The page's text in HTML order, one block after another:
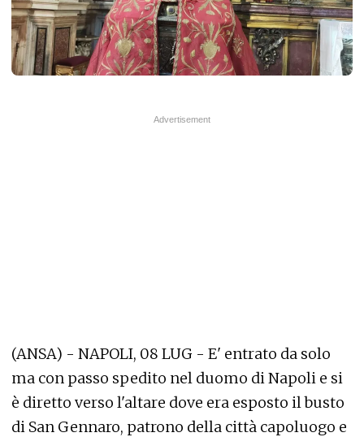
(ANSA) - NAPOLI, 08 LUG - E' entrato da solo
ma con passo spedito nel duomo di Napoli e si
è diretto verso l'altare dove era esposto il busto
di San Gennaro, patrono della città capoluogo e